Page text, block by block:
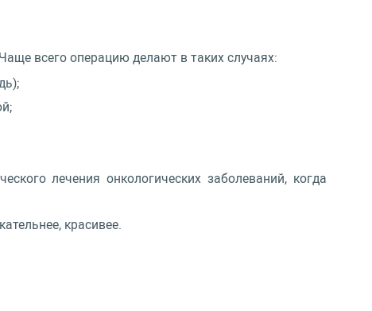
всего операцию делают в таких случаях:
лечения онкологических заболеваний, когда
красивее.